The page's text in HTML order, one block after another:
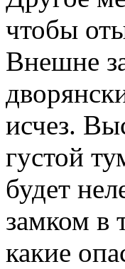
чтобы
Внешне
исчез.
густой
будет
замком в
какие